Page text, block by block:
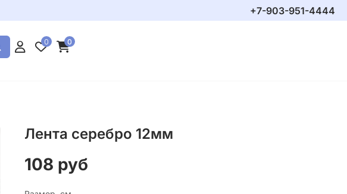
+7-903-951-4444
0 0
Лента серебро 12мм
108 руб